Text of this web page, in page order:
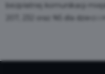
bezpłatnej komunikacji
207, 232 oraz N5 dla dzieci i